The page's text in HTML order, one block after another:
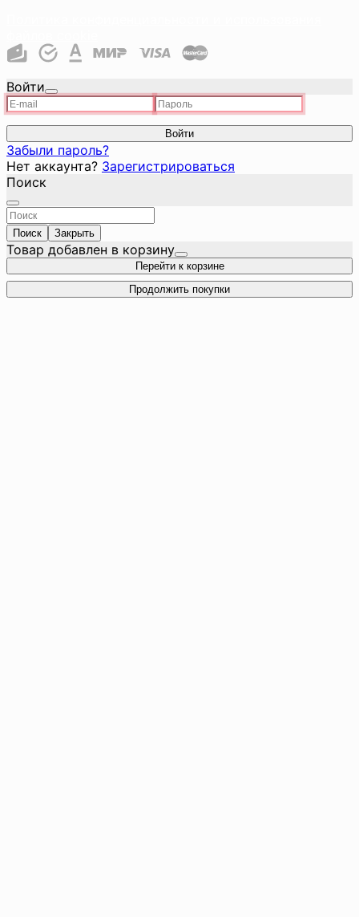
Войти
Войти
Забыли пароль?
Нет аккаунта? Зарегистрироваться
Поиск
Поиск Закрыть
Товар добавлен в корзину
Перейти к корзине
Продолжить покупки